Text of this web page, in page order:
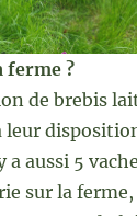
ferme ?
de brebis
leur
aussi 5
sur la